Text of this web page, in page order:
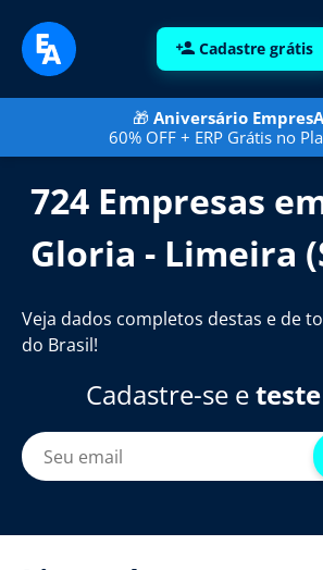
Cadastre grátis
🎁 Aniversário
60% OFF + ERP Grátis no
724 Empresas
Gloria - Limeira
Veja dados completos destas e de
do Brasil!
Cadastre-se e